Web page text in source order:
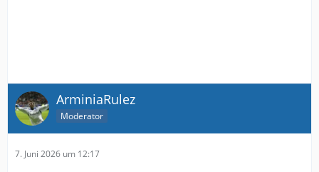
ArminiaRulez
Moderator
7. Juni 2026 um 12:17